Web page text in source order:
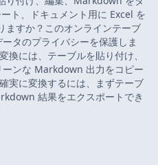
ト、ドキュメント用に Excel を
すか？このオンラインテーブ
タのプライバシーを保護しま
には、テーブルを貼り付け、
ンな Markdown 出力をコピー
実に変換するには、まずテーブ
結果をエクスポートでき